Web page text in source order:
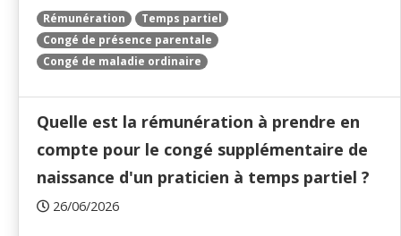
Rémunération
Temps partiel
Congé de présence parentale
Congé de maladie ordinaire
Quelle est la rémunération à prendre en
compte pour le congé supplémentaire de
naissance d'un praticien à temps partiel ?
26/06/2026